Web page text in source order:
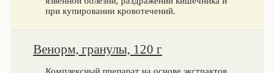
при купировании кровотечений.
Венорм, гранулы, 120 г